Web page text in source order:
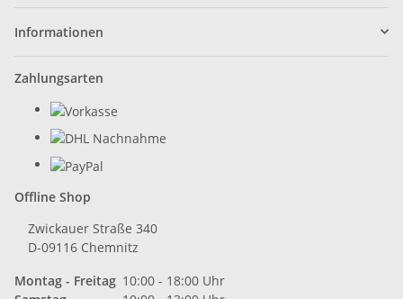
Informationen
Zahlungsarten
Offline Shop
Zwickauer Straße 340
D-09116 Chemnitz
Montag - Freitag 10:00 - 18:00 Uhr